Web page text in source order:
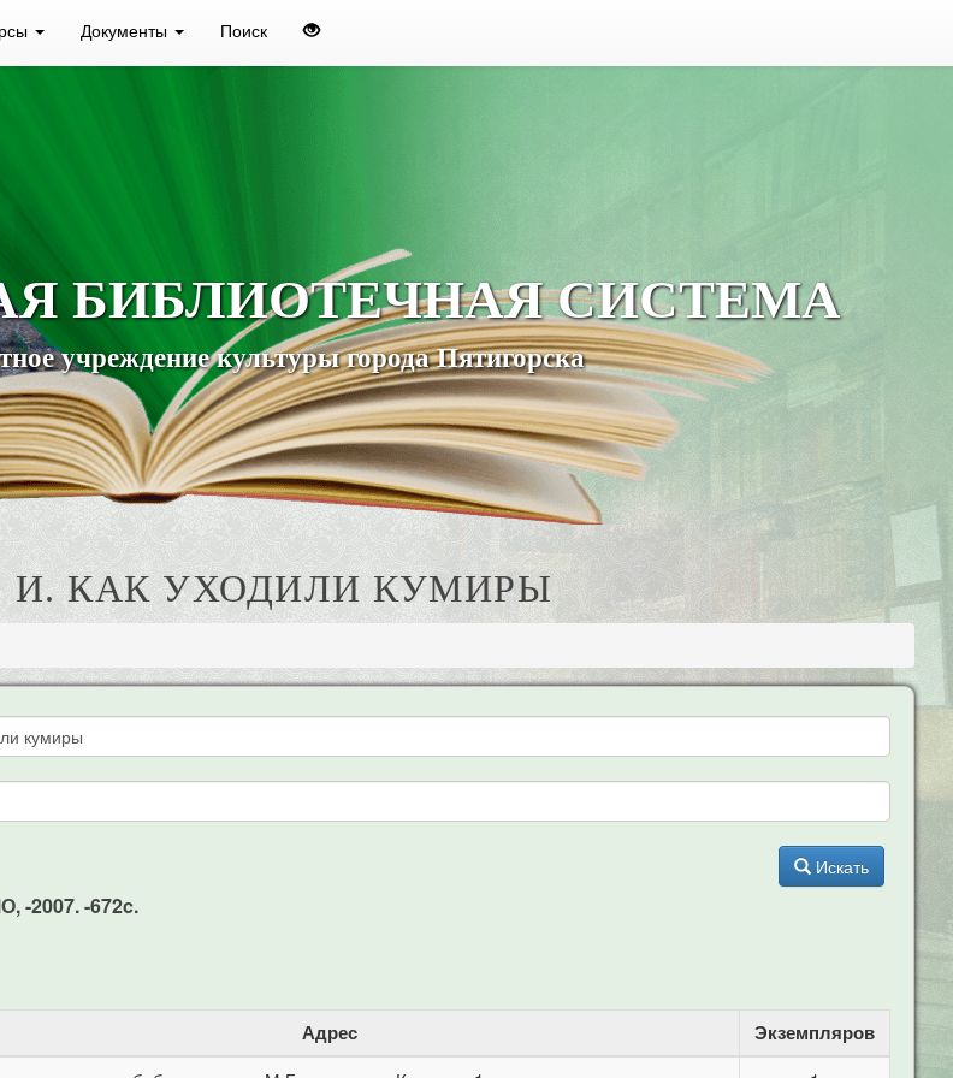
Документы Поиск
БИБЛИОТЕЧНАЯ СИСТЕМА
учреждение культуры города Пятигорска
И. КАК УХОДИЛИ КУМИРЫ
Искать
-2007. -672c.
Адрес Экземпляров